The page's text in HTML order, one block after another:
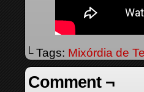
└ Tags: Mixórdia de
Comment ¬